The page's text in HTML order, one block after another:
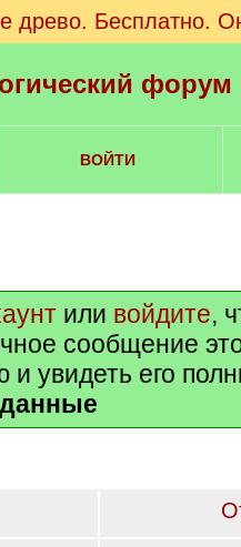
древо. Бесплатно.
ВОЙТИ
или войдите,
сообщение
и увидеть его